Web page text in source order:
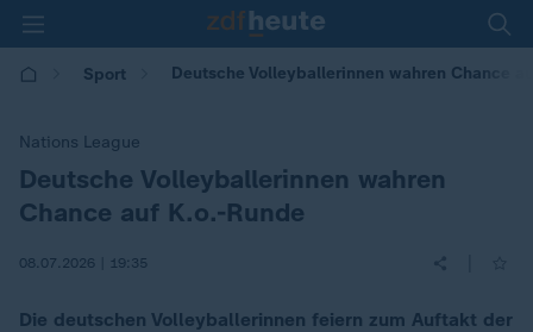
Sport Deutsche Volleyballerinnen wahren Chance
Nations League
:Deutsche Volleyballerinnen wahren
Chance auf K.o.-Runde
08.07.2026 | 19:35
Die deutschen Volleyballerinnen feiern zum Auftakt der